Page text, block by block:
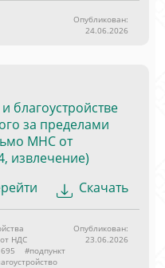
Опубликован:
24.06.2026
благоустройстве
за пределами
МНС от
извлечение)
Скачать
НДС
#подпункт
Опубликован:
23.06.2026